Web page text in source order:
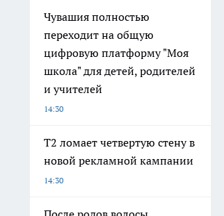
Чувашия полностью
переходит на общую
цифровую платформу "Моя
школа" для детей, родителей
и учителей
14:30
Т2 ломает четвертую стену в
новой рекламной кампании
14:30